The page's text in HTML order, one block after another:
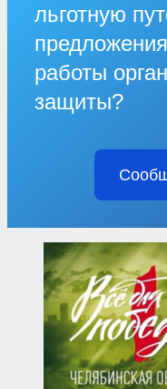
льготную
работы
защиты?